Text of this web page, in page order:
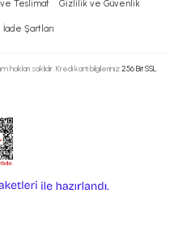
Teslimat Gizlilik ve Güvenlik
İade Şartları
hakları saklıdır. Kredi kartı bilgileriniz256 Bit SSL
e-